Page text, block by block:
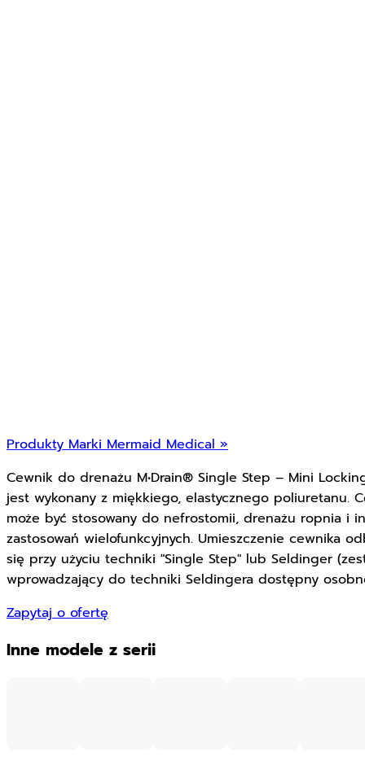
Produkty Marki Mermaid Medical »
Cewnik do drenażu M•Drain® Single Step – Mini
jest wykonany z miękkiego, elastycznego poliuretanu.
może być stosowany do nefrostomii, drenażu ropnia i
zastosowań wielofunkcyjnych. Umieszczenie cewnika
się przy użyciu techniki "Single Step" lub Seldinger
wprowadzający do techniki Seldingera dostępny
Zapytaj o ofertę
Inne modele z serii